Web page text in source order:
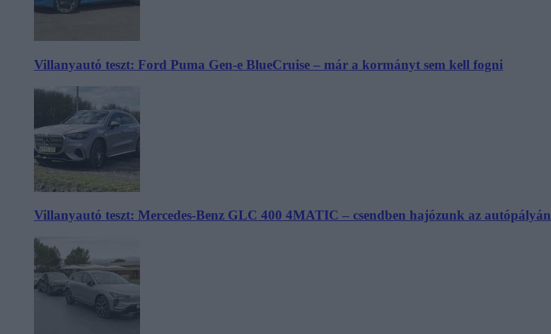
Villanyautó teszt: Ford Puma Gen-e BlueCruise – már a kormányt sem kell fogni
Villanyautó teszt: Mercedes-Benz GLC 400 4MATIC – csendben hajózunk az autópályán